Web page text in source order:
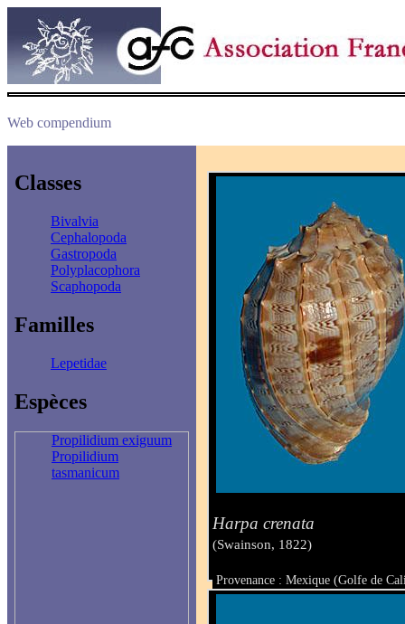
Web compendium
Classes
Bivalvia
Cephalopoda
Gastropoda
Polyplacophora
Scaphopoda
Familles
Lepetidae
Espèces
Propilidium exiguum
Propilidium
tasmanicum
Harpa crenata
(Swainson, 1822)
Provenance : Mexique (Golfe de
Taille : 72 mm